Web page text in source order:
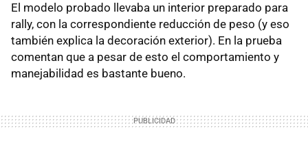
El modelo probado llevaba un interior preparado para
rally, con la correspondiente reducción de peso (y eso
también explica la decoración exterior). En la prueba
comentan que a pesar de esto el comportamiento y
manejabilidad es bastante bueno.